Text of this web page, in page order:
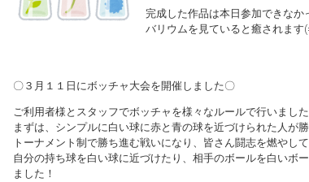
完成した作品は本日参加できな
バリウムを見ていると癒されます
〇３月１１日にボッチャ大会を開催しました〇
ご利用者様とスタッフでボッチャを様々なルールで行いました
まずは、シンプルに白い球に赤と青の球を近づけられた人が
トーナメント制で勝ち進む戦いになり、皆さん闘志を燃やし
自分の持ち球を白い球に近づけたり、相手のボールを白いボ
ました！